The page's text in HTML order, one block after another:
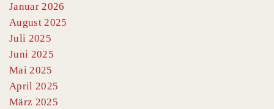
Januar 2026
August 2025
Juli 2025
Juni 2025
Mai 2025
April 2025
März 2025